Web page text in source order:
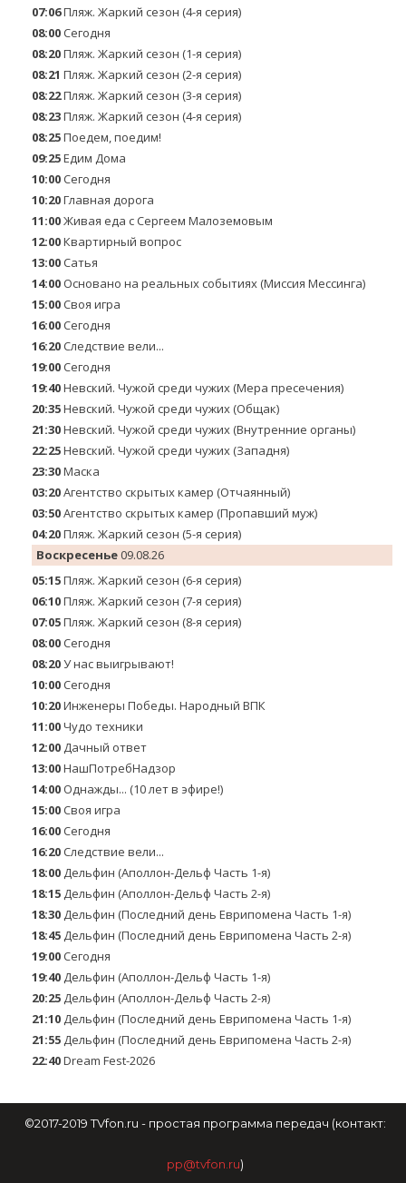
07:06Пляж. Жаркий сезон (4-я серия)
08:00Сегодня
08:20Пляж. Жаркий сезон (1-я серия)
08:21 Пляж. Жаркий сезон (2-я серия)
08:22Пляж. Жаркий сезон (3-я серия)
08:23Пляж. Жаркий сезон (4-я серия)
08:25Поедем, поедим!
09:25Едим Дома
10:00Сегодня
10:20Главная дорога
11:00Живая еда с Сергеем Малоземовым
12:00Квартирный вопрос
13:00Сатья
14:00 Основано на реальных событиях (Миссия Мессинга)
15:00Своя игра
16:00Сегодня
16:20Следствие вели...
19:00Сегодня
19:40Невский. Чужой среди чужих (Мера пресечения)
20:35Невский. Чужой среди чужих (Общак)
21:30Невский. Чужой среди чужих (Внутренние органы)
22:25Невский. Чужой среди чужих (Западня)
23:30Маска
03:20Агентство скрытых камер (Отчаянный)
03:50Агентство скрытых камер (Пропавший муж)
04:20Пляж. Жаркий сезон (5-я серия)
Воскресенье 09.08.26
05:15Пляж. Жаркий сезон (6-я серия)
06:10Пляж. Жаркий сезон (7-я серия)
07:05Пляж. Жаркий сезон (8-я серия)
08:00Сегодня
08:20У нас выигрывают!
10:00Сегодня
10:20Инженеры Победы. Народный ВПК
11:00Чудо техники
12:00 Дачный ответ
13:00НашПотребНадзор
14:00 Однажды... (10 лет в эфире!)
15:00Своя игра
16:00Сегодня
16:20Следствие вели...
18:00 Дельфин (Аполлон-Дельф Часть 1-я)
18:15 Дельфин (Аполлон-Дельф Часть 2-я)
18:30 Дельфин (Последний день Еврипомена Часть 1-я)
18:45 Дельфин (Последний день Еврипомена Часть 2-я)
19:00Сегодня
19:40 Дельфин (Аполлон-Дельф Часть 1-я)
20:25 Дельфин (Аполлон-Дельф Часть 2-я)
21:10 Дельфин (Последний день Еврипомена Часть 1-я)
21:55 Дельфин (Последний день Еврипомена Часть 2-я)
22:40Dream Fest-2026
©2017-2019 TVfon.ru - простая программа передач (контакт:
pp@tvfon.ru)